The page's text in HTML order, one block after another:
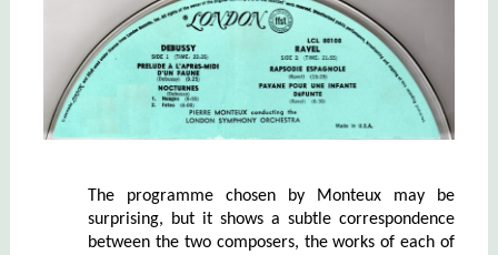
The programme chosen by Monteux may be
surprising, but it shows a subtle correspondence
between the two composers, the works of each of